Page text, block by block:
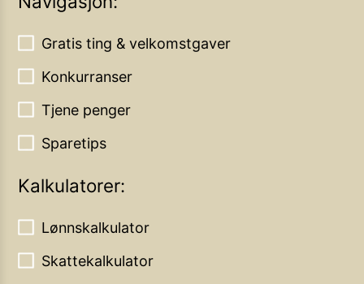
Gratis ting & velkomstgaver
Konkurranser
Tjene penger
Sparetips
Kalkulatorer:
Lønnskalkulator
Skattekalkulator